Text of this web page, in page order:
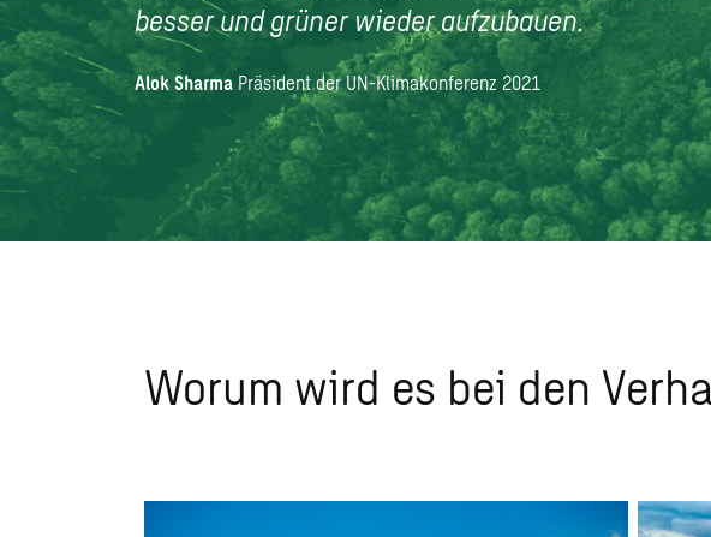
besser und grüner wieder aufzubauen.
Alok Sharma Präsident der UN-Klimakonferenz 2021
Worum wird es bei den